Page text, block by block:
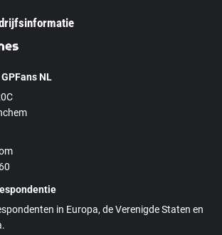
NL
in Europa, de Verenigde Staten en